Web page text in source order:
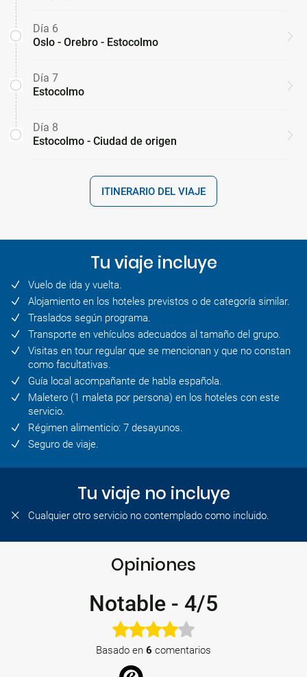
Día 6
Oslo - Orebro - Estocolmo
Día 7
Estocolmo
Día 8
Estocolmo - Ciudad de origen
ITINERARIO DEL VIAJE
Tu viaje incluye
Vuelo de ida y vuelta.
Alojamiento en los hoteles previstos o de categoría similar.
Traslados según programa.
Transporte en vehículos adecuados al tamaño del grupo.
Visitas en tour regular que se mencionan y que no constan
como facultativas.
Guía local acompañante de habla española.
Maletero (1 maleta por persona) en los hoteles con este
servicio.
Régimen alimenticio: 7 desayunos.
Seguro de viaje.
Tu viaje no incluye
Cualquier otro servicio no contemplado como incluido.
Opiniones
Notable - 4/5
Basado en 6 comentarios